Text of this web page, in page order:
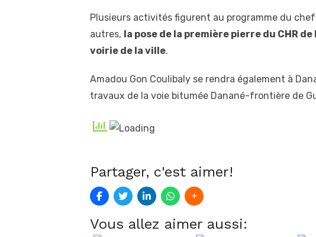
Plusieurs activités figurent au programme du
autres, la pose de la première pierre du CHR
voirie de la ville.
Amadou Gon Coulibaly se rendra également à
travaux de la voie bitumée Danané-frontière de
Partager, c'est aimer!
Vous allez aimer aussi: